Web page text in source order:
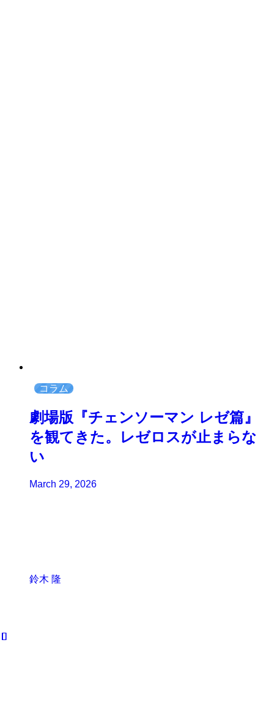
コラム
劇場版『チェンソーマン レゼ篇』
を観てきた。レゼロスが止まらな
い
March 29, 2026
鈴木 隆